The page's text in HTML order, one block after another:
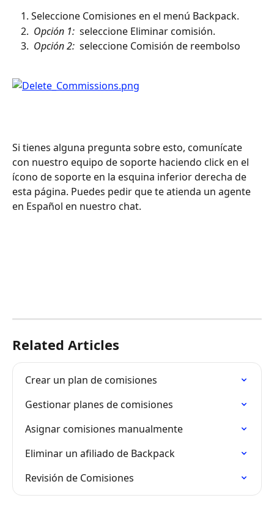
Seleccione Comisiones en el menú Backpack.
Opción 1: seleccione Eliminar comisión.
Opción 2: seleccione Comisión de reembolso
Si tienes alguna pregunta sobre esto, comunícate
con nuestro equipo de soporte haciendo click en el
ícono de soporte en la esquina inferior derecha de
esta página. Puedes pedir que te atienda un agente
en Español en nuestro chat.
Related Articles
Crear un plan de comisiones
Gestionar planes de comisiones
Asignar comisiones manualmente
Eliminar un afiliado de Backpack
Revisión de Comisiones